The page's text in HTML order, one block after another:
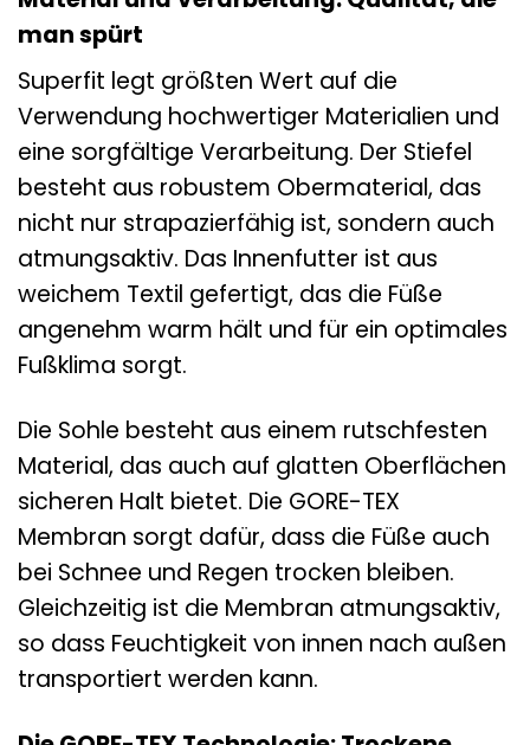
man spürt
Superfit legt größten Wert auf die
Verwendung hochwertiger Materialien und
eine sorgfältige Verarbeitung. Der Stiefel
besteht aus robustem Obermaterial, das
nicht nur strapazierfähig ist, sondern auch
atmungsaktiv. Das Innenfutter ist aus
weichem Textil gefertigt, das die Füße
angenehm warm hält und für ein optimales
Fußklima sorgt.
Die Sohle besteht aus einem rutschfesten
Material, das auch auf glatten Oberflächen
sicheren Halt bietet. Die GORE-TEX
Membran sorgt dafür, dass die Füße auch
bei Schnee und Regen trocken bleiben.
Gleichzeitig ist die Membran atmungsaktiv,
so dass Feuchtigkeit von innen nach außen
transportiert werden kann.